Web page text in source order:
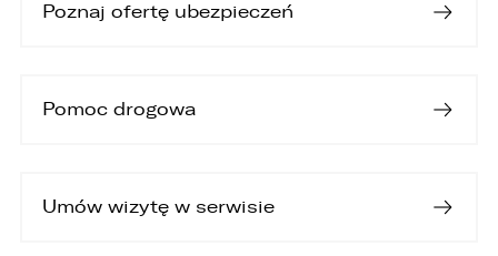
Poznaj ofertę ubezpieczeń
Pomoc drogowa
Umów wizytę w serwisie